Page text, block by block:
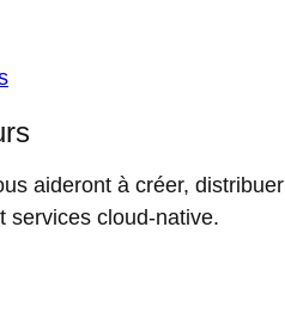
aideront à créer, distribuer
services cloud-native.